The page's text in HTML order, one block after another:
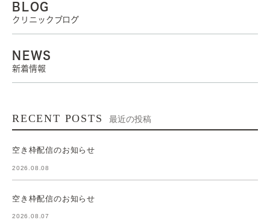
BLOG
クリニックブログ
NEWS
新着情報
RECENT POSTS 最近の投稿
空き枠配信のお知らせ
2026.08.08
空き枠配信のお知らせ
2026.08.07